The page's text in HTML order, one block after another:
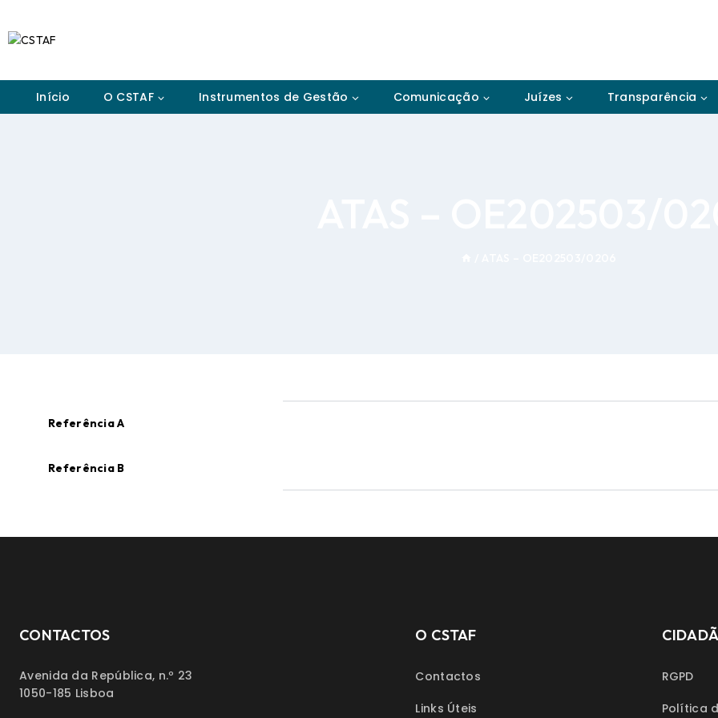
Início O CSTAF Instrumentos de Gestão Comunicação Juízes Transparência
Referência A
Referência B
CONTACTOS
Avenida da República, n.º 23
1050-185 Lisboa
O CSTAF
Contactos
Links Úteis
RGPD
Política